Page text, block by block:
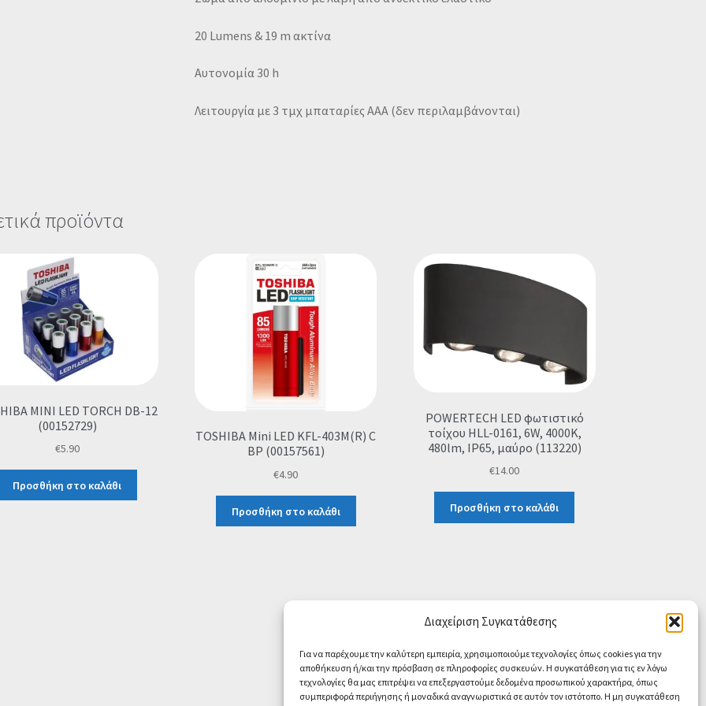
Διαχείριση Συγκατάθεσης
Για να παρέχουμε την καλύτερη εμπειρία, χρησιμοποιούμε τεχνολογίες όπως cookies για την
αποθήκευση ή/και την πρόσβαση σε πληροφορίες συσκευών. Η συγκατάθεση για τις εν λόγω
τεχνολογίες θα μας επιτρέψει να επεξεργαστούμε δεδομένα προσωπικού χαρακτήρα, όπως
συμπεριφορά περιήγησης ή μοναδικά αναγνωριστικά σε αυτόν τον ιστότοπο. Η μη συγκατάθεση
20 Lumens & 19 m ακτίνα
Αυτονομία 30 h
Λειτουργία με 3 τμχ μπαταρίες ΑΑΑ (δεν περιλαμβάνονται)
προϊόντα
MINI LED TORCH DB-12
(00152729)
€5.90
Προσθήκη στο καλάθι
TOSHIBA Mini LED KFL-403M(R) C
BP (00157561)
€4.90
Προσθήκη στο καλάθι
POWERTECH LED φωτιστικό
τοίχου HLL-0161, 6W, 4000K,
480lm, IP65, μαύρο (113220)
€14.00
Προσθήκη στο καλάθι